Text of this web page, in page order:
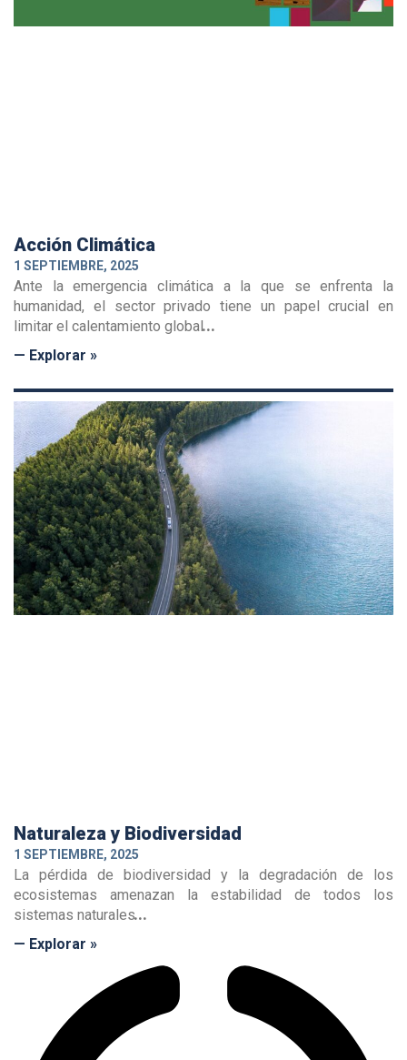
Acción Climática
1 SEPTIEMBRE, 2025
Ante la emergencia climática a la que se enfrenta la
humanidad, el sector privado tiene un papel crucial en
limitar el calentamiento global
— Explorar »
Naturaleza y Biodiversidad
1 SEPTIEMBRE, 2025
La pérdida de biodiversidad y la degradación de los
ecosistemas amenazan la estabilidad de todos los
sistemas naturales
— Explorar »